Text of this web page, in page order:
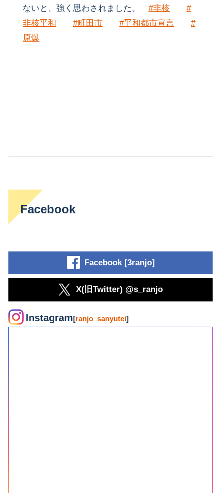
ないと、強く思わされました。 #非核
#
非核平和
#町田市 #平和都市宣言
#
原爆
Facebook
Facebook [3ranjo]
X(旧Twitter) @s_ranjo
Instagram[ranjo_sanyutei]